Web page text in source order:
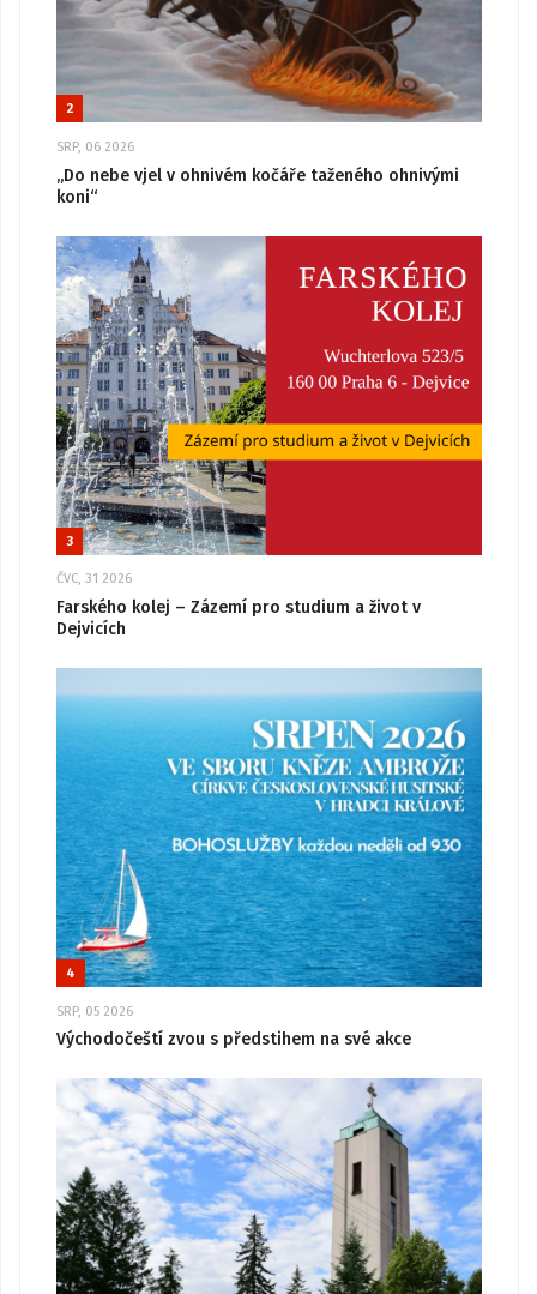
2
SRP, 06 2026
„Do nebe vjel v ohnivém kočáře taženého ohnivými
koni“
3
ČVC, 31 2026
Farského kolej – Zázemí pro studium a život v
Dejvicích
4
SRP, 05 2026
Východočeští zvou s předstihem na své akce